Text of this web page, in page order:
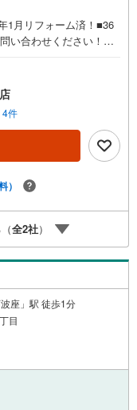
1月リフォーム済！■36
い合わせください！＜
寄り添い、大切なお
します！●リフォームの
却・ローンのご相
ださいませ！〇大阪メ
5番出口より徒歩約2
日・水曜日定休日※祝
ります！
4件
）
全2社）
座」駅 徒歩1分
目